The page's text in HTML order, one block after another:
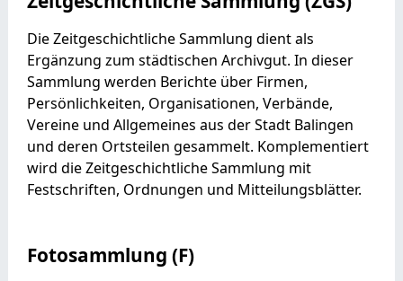
Die Zeitgeschichtliche Sammlung dient als
Ergänzung zum städtischen Archivgut. In dieser
Sammlung werden Berichte über Firmen,
Persönlichkeiten, Organisationen, Verbände,
Vereine und Allgemeines aus der Stadt Balingen
und deren Ortsteilen gesammelt. Komplementiert
wird die Zeitgeschichtliche Sammlung mit
Festschriften, Ordnungen und Mitteilungsblätter.
Fotosammlung (F)